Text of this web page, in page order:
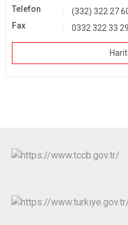
Telefon
(332) 322 27
Fax
0332 322 33 29